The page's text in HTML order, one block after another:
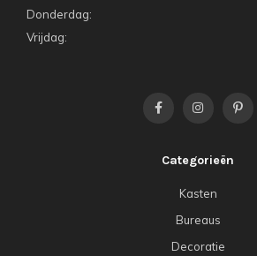
Donderdag:
Vrijdag:
Categorieën
Kasten
Bureaus
Decoratie